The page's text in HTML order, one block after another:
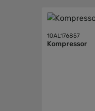
10AL176857
Kompressor